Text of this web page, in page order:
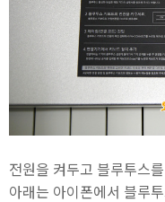
전원을 켜두고 블루투스
아래는 아이폰에서 블루